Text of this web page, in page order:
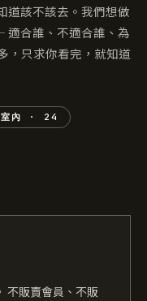
該不該去。我們想做
合誰、不適合誰、為
，只求你看完，就知道
室內 · 24
不販賣會員、不販